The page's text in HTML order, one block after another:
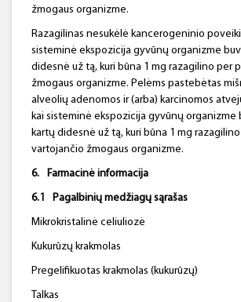
žmogaus organizme.
Razagilinas nesukėlė kancerogeninio
sisteminė ekspozicija gyvūnų organizme
didesnė už tą, kuri būna 1 mg razagilino per
žmogaus organizme. Pelėms pastebėtas
alveolių adenomos ir (arba) karcinomos
kai sisteminė ekspozicija gyvūnų organizme
kartų didesnė už tą, kuri būna 1 mg
vartojančio žmogaus organizme.
6. Farmacinė informacija
6.1 Pagalbinių medžiagų sąrašas
Mikrokristalinė celiuliozė
Kukurūzų krakmolas
Pregelifikuotas krakmolas (kukurūzų)
Talkas